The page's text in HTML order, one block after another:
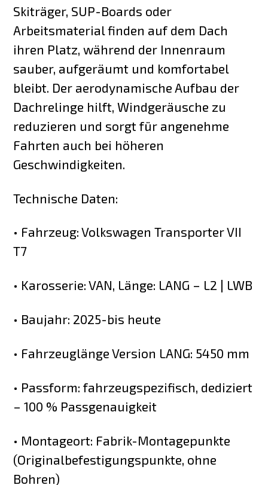
Skiträger, SUP-Boards oder
Arbeitsmaterial finden auf dem Dach
ihren Platz, während der Innenraum
sauber, aufgeräumt und komfortabel
bleibt. Der aerodynamische Aufbau der
Dachrelinge hilft, Windgeräusche zu
reduzieren und sorgt für angenehme
Fahrten auch bei höheren
Geschwindigkeiten.
Technische Daten:
• Fahrzeug: Volkswagen Transporter VII
T7
• Karosserie: VAN, Länge: LANG – L2 | LWB
• Baujahr: 2025-bis heute
• Fahrzeuglänge Version LANG: 5450 mm
• Passform: fahrzeugspezifisch, dediziert
– 100 % Passgenauigkeit
• Montageort: Fabrik-Montagepunkte
(Originalbefestigungspunkte, ohne
Bohren)